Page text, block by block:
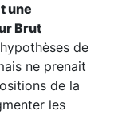
une
Brut
de
ne prenait
de la
les